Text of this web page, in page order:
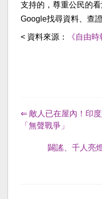
支持的，尊重公民的
Google找尋資料、查
< 資料來源： 《自由時
⇐ 敵人已在屋內！印
「無聲戰爭」
闢謠、千人亮